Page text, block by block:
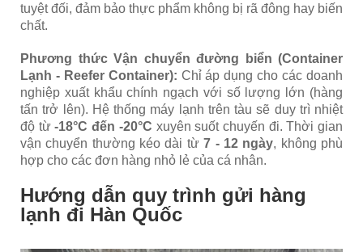
tuyệt đối, đảm bảo thực phẩm không bị rã đông hay biến
chất.
Phương thức Vận chuyển đường biển (Container
Lạnh - Reefer Container): Chỉ áp dụng cho các doanh
nghiệp xuất khẩu chính ngạch với số lượng lớn (hàng
tấn trở lên). Hệ thống máy lạnh trên tàu sẽ duy trì nhiệt
độ từ-18°C đến -20°C xuyên suốt chuyến đi. Thời gian
vận chuyển thường kéo dài từ7 - 12 ngày, không phù
hợp cho các đơn hàng nhỏ lẻ của cá nhân.
Hướng dẫn quy trình gửi hàng
lạnh đi Hàn Quốc